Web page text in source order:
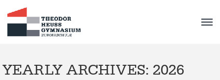
YEARLY ARCHIVES: 2026